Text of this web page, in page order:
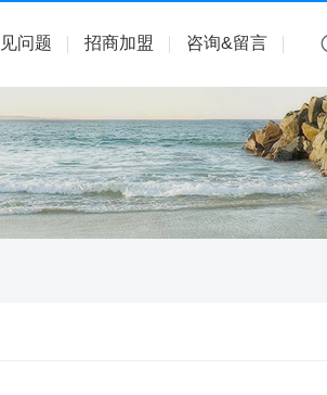
问题 招商加盟 咨询&留言